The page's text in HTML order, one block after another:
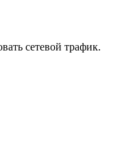
сетевой трафик.